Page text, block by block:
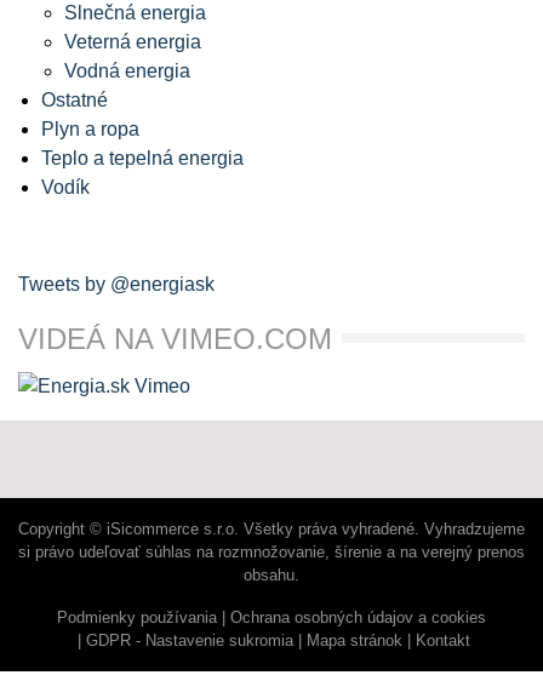
Slnečná energia
Veterná energia
Vodná energia
Ostatné
Plyn a ropa
Teplo a tepelná energia
Vodík
Tweets by @energiask
VIDEÁ NA VIMEO.COM
Copyright © iSicommerce s.r.o. Všetky práva vyhradené. Vyhradzujeme
si právo udeľovať súhlas na rozmnožovanie, šírenie a na verejný prenos
obsahu.
Podmienky používania
Ochrana osobných údajov a cookies
GDPR - Nastavenie sukromia
Mapa stránok Kontakt